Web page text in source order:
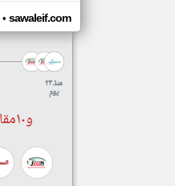
• sawaleif.com
منذ ٢٣
يوم
و١٠مقالات مشابهة من مصادر أخرى